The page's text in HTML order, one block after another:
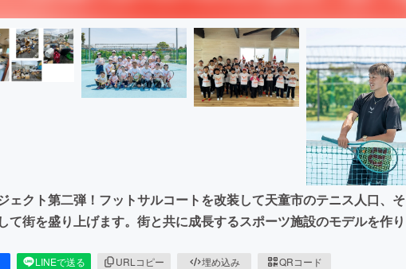
ェクト第二弾！フットサルコートを改装して天童市のテニス人口、そ
て街を盛り上げます。街と共に成長するスポーツ施設のモデルを作り
LINEで送る URLコピー 埋め込み QRコード